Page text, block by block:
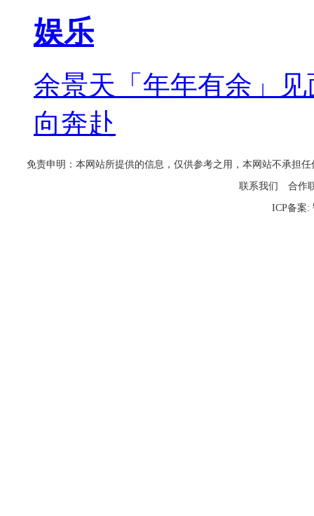
娱乐
余景天「年年有余」
向奔赴
免责申明：本网站所提供的信息，仅供参考之用，本网站不承担
联系我们 合作
ICP备案: